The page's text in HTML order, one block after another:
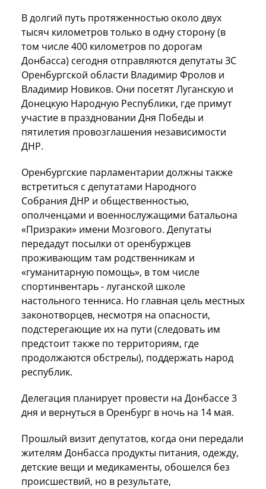
В долгий путь протяженностью около двух
тысяч километров только в одну сторону (в
том числе 400 километров по дорогам
Донбасса) сегодня отправляются депутаты ЗС
Оренбургской области Владимир Фролов и
Владимир Новиков. Они посетят Луганскую и
Донецкую Народную Республики, где примут
участие в праздновании Дня Победы и
пятилетия провозглашения независимости
ДНР.
Оренбургские парламентарии должны также
встретиться с депутатами Народного
Собрания ДНР и общественностью,
ополченцами и военнослужащими батальона
«Призраки» имени Мозгового. Депутаты
передадут посылки от оренбуржцев
проживающим там родственникам и
«гуманитарную помощь», в том числе
спортинвентарь - луганской школе
настольного тенниса. Но главная цель местных
законотворцев, несмотря на опасности,
подстерегающие их на пути (следовать им
предстоит также по территориям, где
продолжаются обстрелы), поддержать народ
республик.
Делегация планирует провести на Донбассе 3
дня и вернуться в Оренбург в ночь на 14 мая.
Прошлый визит депутатов, когда они передали
жителям Донбасса продукты питания, одежду,
детские вещи и медикаменты, обошелся без
происшествий, но в результате,